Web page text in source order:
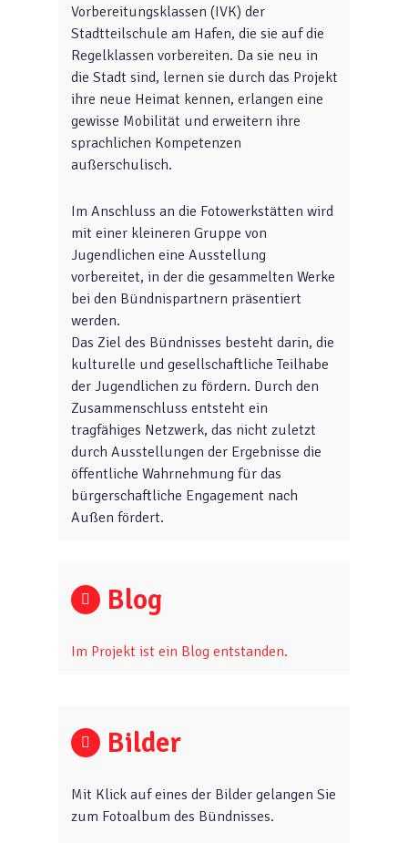
Vorbereitungsklassen (IVK) der
Stadtteilschule am Hafen, die sie auf die
Regelklassen vorbereiten. Da sie neu in
die Stadt sind, lernen sie durch das Projekt
ihre neue Heimat kennen, erlangen eine
gewisse Mobilität und erweitern ihre
sprachlichen Kompetenzen
außerschulisch.
Im Anschluss an die Fotowerkstätten wird
mit einer kleineren Gruppe von
Jugendlichen eine Ausstellung
vorbereitet, in der die gesammelten Werke
bei den Bündnispartnern präsentiert
werden.
Das Ziel des Bündnisses besteht darin, die
kulturelle und gesellschaftliche Teilhabe
der Jugendlichen zu fördern. Durch den
Zusammenschluss entsteht ein
tragfähiges Netzwerk, das nicht zuletzt
durch Ausstellungen der Ergebnisse die
öffentliche Wahrnehmung für das
bürgerschaftliche Engagement nach
Außen fördert.
Blog
Im Projekt ist ein Blog entstanden.
Bilder
Mit Klick auf eines der Bilder gelangen Sie
zum Fotoalbum des Bündnisses.